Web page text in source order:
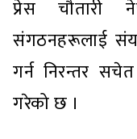
प्रेस
संगठनहरूलाई
गर्न निरन्तर
गरेको छ ।